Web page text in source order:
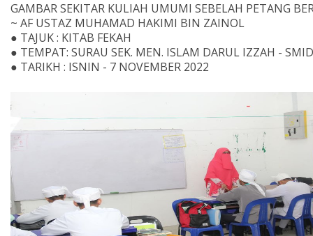
GAMBAR SEKITAR KULIAH UMUMI SEBELAH PETANG
~ AF USTAZ MUHAMAD HAKIMI BIN ZAINOL
● TAJUK : KITAB FEKAH
● TEMPAT: SURAU SEK. MEN. ISLAM DARUL IZZAH -
● TARIKH : ISNIN - 7 NOVEMBER 2022
DI DARUL IZZAH BOLEH SALURKAN TERUS KE AKAUN
ISLAM BERIKUT;
TABUNG PENDIDIKAN DARUL IZZAH
0208 4010 035 015
TABUNG PEMBANGUNAN DARUL IZZAH
0208 4010 034 038
WWW.SMIDIKEDAH.EDU.MY